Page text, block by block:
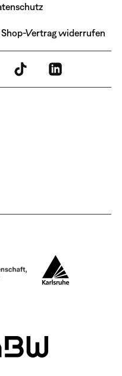
Shop-Vertrag widerrufen